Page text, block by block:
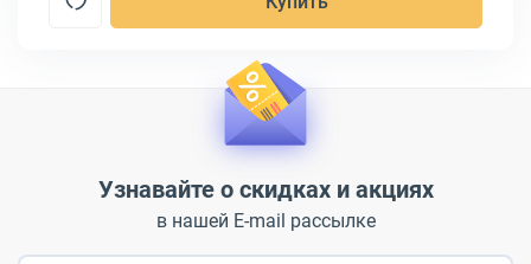
Узнавайте о скидках и акциях
в нашей E-mail рассылке